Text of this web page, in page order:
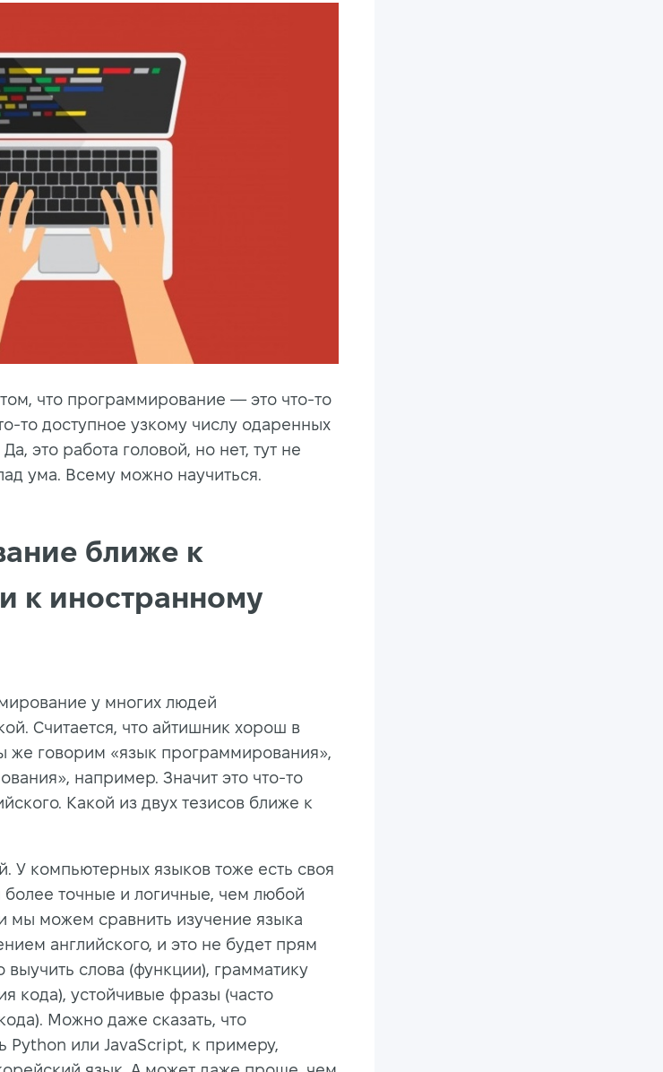
что программирование — это что-то
то доступное узкому числу одаренных
это работа головой, но нет, тут не
ума. Всему можно научиться.
ближе к
к иностранному
у многих людей
Считается, что айтишник хорош в
же говорим «язык программирования»,
например. Значит это что-то
Какой из двух тезисов ближе к
У компьютерных языков тоже есть своя
точные и логичные, чем любой
мы можем сравнить изучение языка
английского, и это не будет прям
слова (функции), грамматику
кода), устойчивые фразы (часто
Можно даже сказать, что
Python или JavaScript, к примеру,